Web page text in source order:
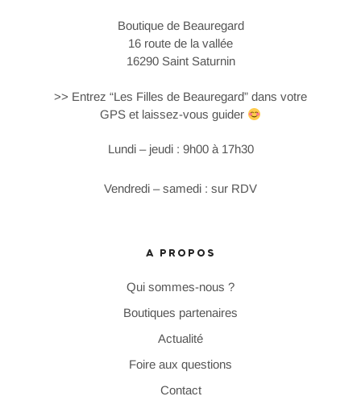
Boutique de Beauregard
16 route de la vallée
16290 Saint Saturnin
>> Entrez “Les Filles de Beauregard” dans votre
GPS et laissez-vous guider
Lundi – jeudi : 9h00 à 17h30
Vendredi – samedi : sur RDV
A PROPOS
Qui sommes-nous ?
Boutiques partenaires
Actualité
Foire aux questions
Contact